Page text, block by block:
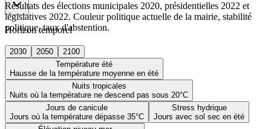
Horizon temporel
2030 2050
2100
Température été
Hausse de la température moyenne en été
Nuits tropicales
Nuits où la température ne descend pas sous 20°C
Jours de canicule
Jours où la température dépasse 35°C
Stress hydrique
Jours avec sol sec en été
Résultats des élections municipales 2020, présidentielles 2022 et
législatives 2022. Couleur politique actuelle de la mairie, stabilité
politique, taux d'abstention.